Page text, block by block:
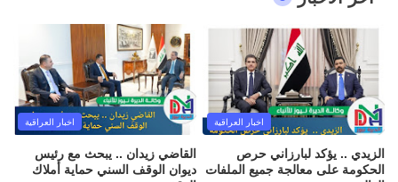
اخبار العراقية
الزيدي .. يؤكد لبارزاني حرص
الحكومة على معالجة جميع الملفات
اخبار العراقية
القاضي زيدان .. يبحث مع رئيس
ديوان الوقف السني حماية أملاك